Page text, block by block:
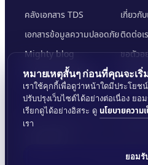
คลังเอกสาร TDS
เอกสารข้อมูลความปลอดภัย
Mighty blog
เครื่องมือเลือกพื้นผิว
เกี่ยวกับ
ติดต่อเ
ขอตัวอ
นโยบา
© 2026 MIGHTYLOC™ ·
หมายเหตุสั้นๆ ก่อนที่คุณจะเริ่
เราใช้คุกกี้เพื่อดูว่าหน้าใดมีประโยช
ปรับปรุงเว็บไซต์ได้อย่างต่อเนื่อง ยอ
เรียกดูได้อย่างอิสระ ดู นโยบายควา
เรา
ยอมรั